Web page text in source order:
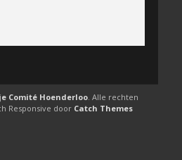
Comité Hoenderloo. Alle rechten
Responsive door Catch Themes